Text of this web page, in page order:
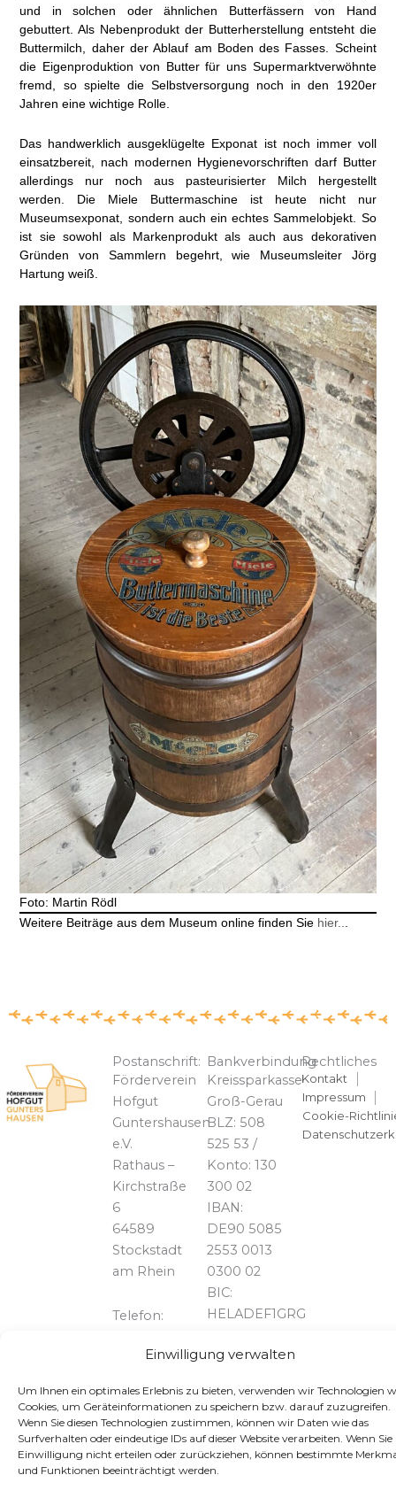
Einwilligung verwalten
Um Ihnen ein optimales Erlebnis zu bieten, verwenden wir Technologien
Cookies, um Geräteinformationen zu speichern bzw. darauf zuzugreifen.
Wenn Sie diesen Technologien zustimmen, können wir Daten wie das
Surfverhalten oder eindeutige IDs auf dieser Website verarbeiten. Wenn Sie
Einwilligung nicht erteilen oder zurückziehen, können bestimmte
und Funktionen beeinträchtigt werden.
und in solchen oder ähnlichen Butterfässern von Hand
gebuttert. Als Nebenprodukt der Butterherstellung entsteht die
Buttermilch, daher der Ablauf am Boden des Fasses. Scheint
die Eigenproduktion von Butter für uns Supermarktverwöhnte
fremd, so spielte die Selbstversorgung noch in den 1920er
Jahren eine wichtige Rolle.
Das handwerklich ausgeklügelte Exponat ist noch immer voll
einsatzbereit, nach modernen Hygienevorschriften darf Butter
allerdings nur noch aus pasteurisierter Milch hergestellt
werden. Die Miele Buttermaschine ist heute nicht nur
Museumsexponat, sondern auch ein echtes Sammelobjekt. So
ist sie sowohl als Markenprodukt als auch aus dekorativen
Gründen von Sammlern begehrt, wie Museumsleiter Jörg
Hartung weiß.
Foto: Martin Rödl
Weitere Beiträge aus dem Museum online finden Sie hier..
Postanschrift:
Förderverein
Hofgut
Guntershausen
e.V.
Rathaus –
Kirchstraße
6
64589
Stockstadt
am Rhein
Telefon:
828739
Bankverbindung
Kreissparkasse
Groß-Gerau
BLZ: 508
525 53 /
Konto: 130
300 02
IBAN:
DE90 5085
2553 0013
0300 02
BIC:
HELADEF1GRG
Rechtliches
Kontakt
Impressum
Cookie-